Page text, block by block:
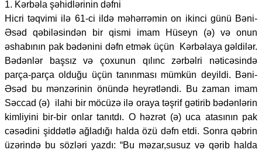
1. Kərbəla şəhidlərinin dəfni
Hicri təqvimi ilə 61-ci ildə məhərrəmin on ikinci günü Bəni-
Əsəd qəbiləsindən bir qismi imam Hüseyn (ə) və onun
əshabının pak bədənini dəfn etmək üçün Kərbəlaya gəldilər.
Bədənlər başsız və çoxunun qılınc zərbəlri nəticəsində
parça-parça olduğu üçün tanınması mümkün deyildi. Bəni-
Əsəd bu mənzərinin önündə heyrətləndi. Bu zaman imam
Səccad (ə) ilahi bir möcüzə ilə oraya təşrif gətirib bədənlərin
kimliyini bir-bir onlar tanıtdı. O həzrət (ə) uca atasının pak
cəsədini şiddətlə ağladığı halda özü dəfn etdi. Sonra qəbrin
üzərində bu sözləri yazdı: “Bu məzar,susuz və qərib halda